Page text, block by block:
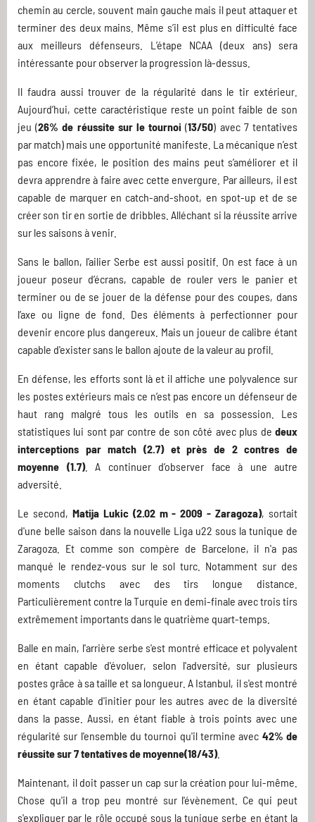
chemin au cercle, souvent main gauche mais il peut attaquer et
terminer des deux mains. Même s’il est plus en difficulté face
aux meilleurs défenseurs. L’étape NCAA (deux ans) sera
intéressante pour observer la progression là-dessus.
Il faudra aussi trouver de la régularité dans le tir extérieur.
Aujourd’hui, cette caractéristique reste un point faible de son
jeu (26% de réussite sur le tournoi(13/50) avec 7 tentatives
par match) mais une opportunité manifeste. La mécanique n’est
pas encore fixée, le position des mains peut s’améliorer et il
devra apprendre à faire avec cette envergure. Par ailleurs, il est
capable de marquer en catch-and-shoot, en spot-up et de se
créer son tir en sortie de dribbles. Alléchant si la réussite arrive
sur les saisons à venir.
Sans le ballon, l’ailier Serbe est aussi positif. On est face à un
joueur poseur d’écrans, capable de rouler vers le panier et
terminer ou de se jouer de la défense pour des coupes, dans
l’axe ou ligne de fond. Des éléments à perfectionner pour
devenir encore plus dangereux. Mais un joueur de calibre étant
capable d'exister sans le ballon ajoute de la valeur au profil.
En défense, les efforts sont là et il affiche une polyvalence sur
les postes extérieurs mais ce n’est pas encore un défenseur de
haut rang malgré tous les outils en sa possession. Les
statistiques lui sont par contre de son côté avec plus de deux
interceptions par match (2.7) et près de 2 contres de
moyenne (1.7). A continuer d’observer face à une autre
adversité.
Le second, Matija Lukic (2.02 m - 2009 - Zaragoza), sortait
d'une belle saison dans la nouvelle Liga u22 sous la tunique de
Zaragoza. Et comme son compère de Barcelone, il n'a pas
manqué le rendez-vous sur le sol turc. Notamment sur des
moments clutchs avec des tirs longue distance.
Particulièrement contre la Turquie en demi-finale avec trois tirs
extrêmement importants dans le quatrième quart-temps.
Balle en main, l'arrière serbe s'est montré efficace et polyvalent
en étant capable d'évoluer, selon l'adversité, sur plusieurs
postes grâce à sa taille et sa longueur. A Istanbul, il s'est montré
en étant capable d'initier pour les autres avec de la diversité
dans la passe. Aussi, en étant fiable à trois points avec une
régularité sur l'ensemble du tournoi qu'il termine avec 42% de
réussite sur 7 tentatives de moyenne(18/43).
Maintenant, il doit passer un cap sur la création pour lui-même.
Chose qu'il a trop peu montré sur l'évènement. Ce qui peut
s'expliquer par le rôle occupé sous la tunique serbe en étant la